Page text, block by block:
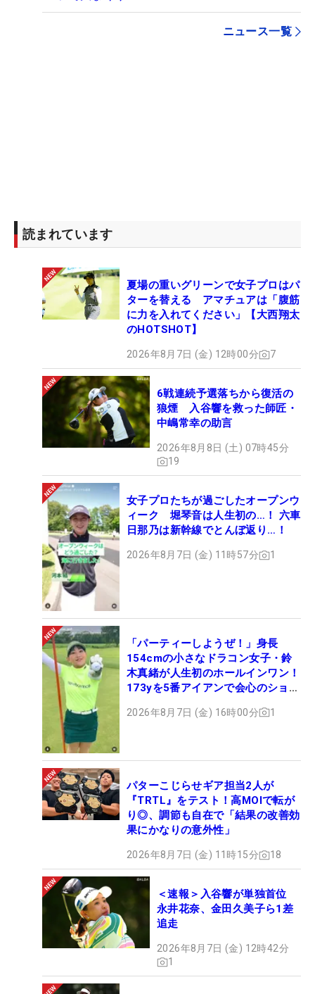
ニュース一覧
読まれています
夏場の重いグリーンで女子プロはパ
ターを替える アマチュアは「腹筋
に力を入れてください」【大西翔太
のHOTSHOT】
2026年8月7日 (金) 12時00分 7
6戦連続予選落ちから復活の
狼煙 入谷響を救った師匠・
中嶋常幸の助言
2026年8月8日 (土) 07時45分
19
女子プロたちが過ごしたオープンウ
ィーク 堀琴音は人生初の…！ 六車
日那乃は新幹線でとんぼ返り…！
2026年8月7日 (金) 11時57分 1
「パーティーしようぜ！」身長
154cmの小さなドラコン女子・鈴
木真緒が人生初のホールインワン！
173yを5番アイアンで会心のショッ
2026年8月7日 (金) 16時00分 1
パターこじらせギア担当2人が
『TRTL』をテスト！高MOIで転が
り◎、調節も自在で「結果の改善効
果にかなりの意外性」
2026年8月7日 (金) 11時15分 18
＜速報＞入谷響が単独首位
永井花奈、金田久美子ら1差
追走
2026年8月7日 (金) 12時42分
1